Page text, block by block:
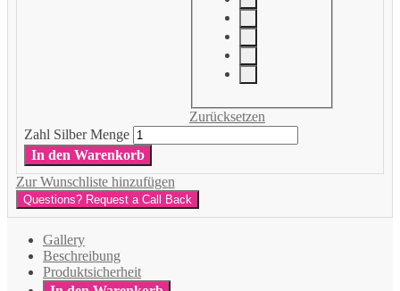
Zurücksetzen
Zahl Silber Menge
In den Warenkorb
Zur Wunschliste hinzufügen
Questions? Request a Call Back
Gallery
Beschreibung
Produktsicherheit